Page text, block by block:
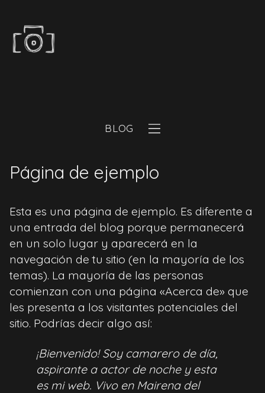
BLOG
Página de ejemplo
Esta es una página de ejemplo. Es diferente a
una entrada del blog porque permanecerá
en un solo lugar y aparecerá en la
navegación de tu sitio (en la mayoría de los
temas). La mayoría de las personas
comienzan con una página «Acerca de» que
les presenta a los visitantes potenciales del
sitio. Podrías decir algo así:
¡Bienvenido! Soy camarero de día,
aspirante a actor de noche y esta
es mi web. Vivo en Mairena del